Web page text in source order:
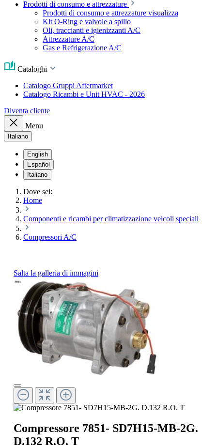
Prodotti di consumo e attrezzature
Prodotti di consumo e attrezzature visualizza
Kit O-Ring e valvole a spillo
Oli, traccianti e igienizzanti A/C
Attrezzature A/C
Gas e Refrigerazione A/C
Cataloghi
Catalogo Gruppi Aftermarket
Catalogo Ricambi e Unit HVAC - 2026
Diventa cliente
Menu
Italiano
English
Español
Italiano
Dove sei:
Home
Componenti e ricambi per climatizzazione veicoli speciali
Compressori A/C
Salta la galleria di immagini
Compressore 7851- SD7H15-MB-2G.
D.132 R.O. T